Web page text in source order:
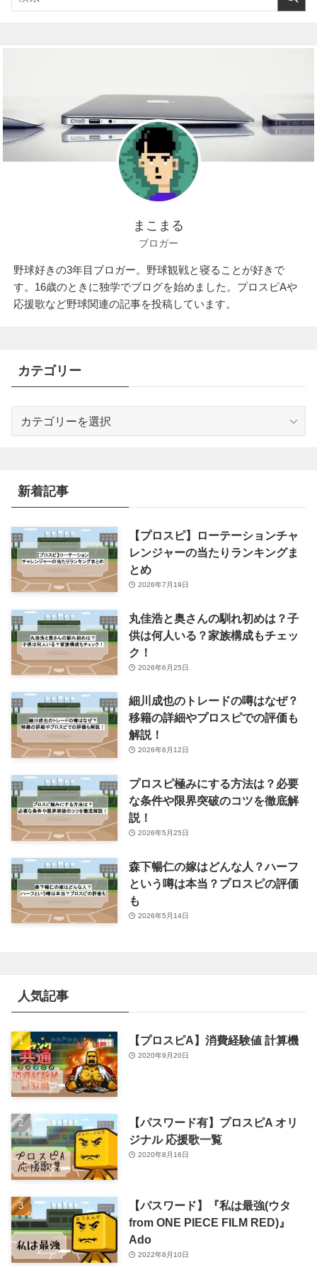
まこまる
ブロガー
野球好きの3年目ブロガー。野球観戦と寝ることが好きで
す。16歳のときに独学でブログを始めました。プロスピAや
応援歌など野球関連の記事を投稿しています。
カテゴリー
ー
新着記事
【プロスピ】ローテーションチャ
レンジャーの当たりランキングま
とめ
2026年7月19日
丸佳浩と奥さんの馴れ初めは？子
供は何人いる？家族構成もチェッ
ク！
2026年6月25日
細川成也のトレードの噂はなぜ？
移籍の詳細やプロスピでの評価も
解説！
2026年6月12日
プロスピ極みにする方法は？必要
な条件や限界突破のコツを徹底解
説！
2026年5月25日
森下暢仁の嫁はどんな人？ハーフ
という噂は本当？プロスピの評価
も
2026年5月14日
人気記事
【プロスピA】消費経験値 計算機
2020年9月20日
【パスワード有】プロスピA オリ
ジナル 応援歌一覧
2020年8月16日
【パスワード】『私は最強(ウタ
from ONE PIECE FILM RED)』
Ado
2022年8月10日